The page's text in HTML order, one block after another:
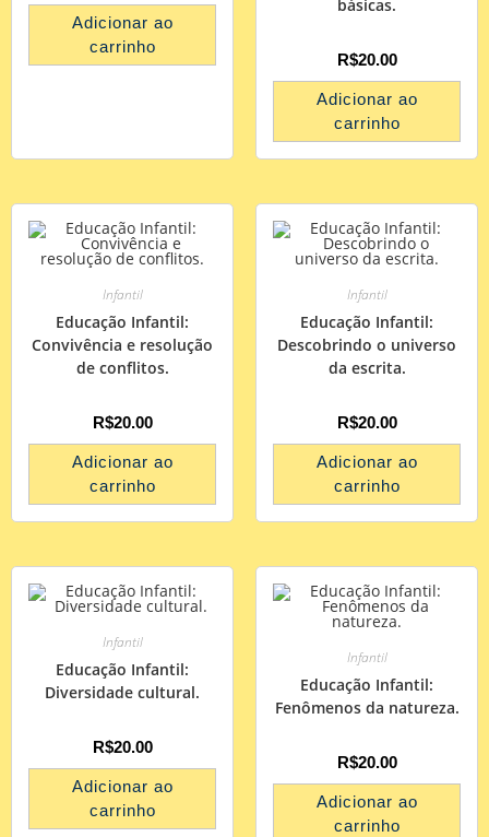
Adicionar ao
carrinho
básicas.
R$20.00
Adicionar ao
carrinho
Infantil
Educação Infantil:
Convivência e resolução
de conflitos.
R$20.00
Adicionar ao
carrinho
Infantil
Educação Infantil:
Descobrindo o universo
da escrita.
R$20.00
Adicionar ao
carrinho
Infantil
Educação Infantil:
Diversidade cultural.
R$20.00
Adicionar ao
carrinho
Infantil
Educação Infantil:
Fenômenos da natureza.
R$20.00
Adicionar ao
carrinho